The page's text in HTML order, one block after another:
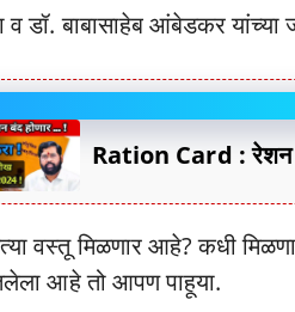
व डॉ. बाबासाहेब आंबेडकर यांच्या
Ration Card : रेशन
वस्तू मिळणार आहे? कधी
आहे तो आपण पाहूया.